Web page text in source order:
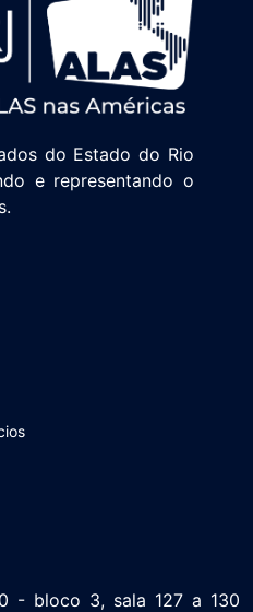
do Rio de
do Estado do Rio
e representando o
- bloco 3, sala 127 a 130